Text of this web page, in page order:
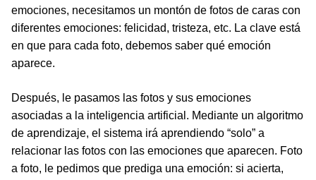
emociones, necesitamos un montón de fotos de caras con
diferentes emociones: felicidad, tristeza, etc. La clave está
en que para cada foto, debemos saber qué emoción
aparece.
Después, le pasamos las fotos y sus emociones
asociadas a la inteligencia artificial. Mediante un algoritmo
de aprendizaje, el sistema irá aprendiendo “solo” a
relacionar las fotos con las emociones que aparecen. Foto
a foto, le pedimos que prediga una emoción: si acierta,